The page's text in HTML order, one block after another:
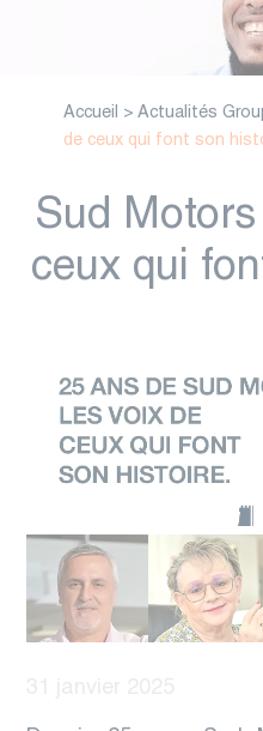
Accueil > Actualités
de ceux qui font son
Sud
ceux qui